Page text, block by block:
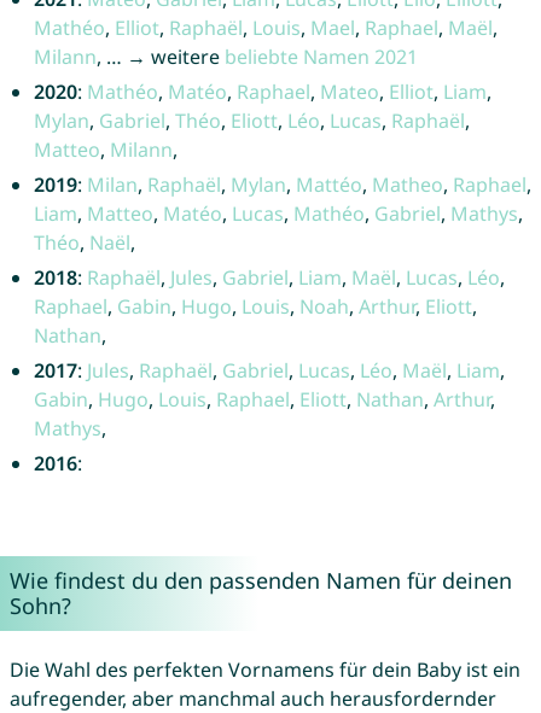
Mathéo, Elliot, Raphaël, Louis, Mael, Raphael, Maël,
Milann, … → weitere beliebte Namen 2021
2020: Mathéo, Matéo, Raphael, Mateo, Elliot, Liam,
Mylan, Gabriel, Théo, Eliott, Léo, Lucas, Raphaël,
Matteo, Milann,
2019: Milan, Raphaël, Mylan, Mattéo, Matheo, Raphael,
Liam, Matteo, Matéo, Lucas, Mathéo, Gabriel, Mathys,
Théo, Naël,
2018: Raphaël, Jules, Gabriel, Liam, Maël, Lucas, Léo,
Raphael, Gabin, Hugo, Louis, Noah, Arthur, Eliott,
Nathan,
2017: Jules, Raphaël, Gabriel, Lucas, Léo, Maël, Liam,
Gabin, Hugo, Louis, Raphael, Eliott, Nathan, Arthur,
Mathys,
2016:
Wie findest du den passenden Namen für deinen
Sohn?
Die Wahl des perfekten Vornamens für dein Baby ist ein
aufregender, aber manchmal auch herausfordernder